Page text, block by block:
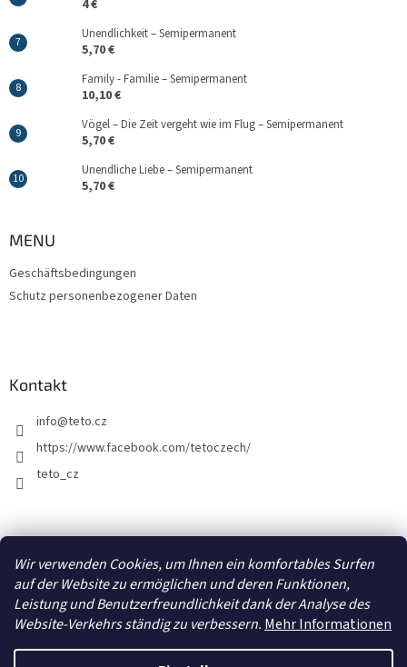
Wir verwenden Cookies, um Ihnen ein komfortables Surfen
auf der Website zu ermöglichen und deren Funktionen,
Leistung und Benutzerfreundlichkeit dank der Analyse des
Website-Verkehrs ständig zu verbessern. Mehr Informationen
4 €
Unendlichkeit – Semipermanent
5,70 €
Family - Familie – Semipermanent
10,10 €
Vögel – Die Zeit vergeht wie im Flug – Semipermanent
5,70 €
Unendliche Liebe – Semipermanent
5,70 €
MENU
Geschäftsbedingungen
Schutz personenbezogener Daten
Kontakt
info@teto.cz
https://www.facebook.com/tetoczech/
teto_cz
Facebook